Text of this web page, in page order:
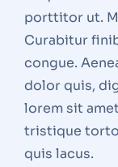
porttitor ut.
Curabitur
congue.
dolor quis,
lorem sit
tristique
quis lacus.